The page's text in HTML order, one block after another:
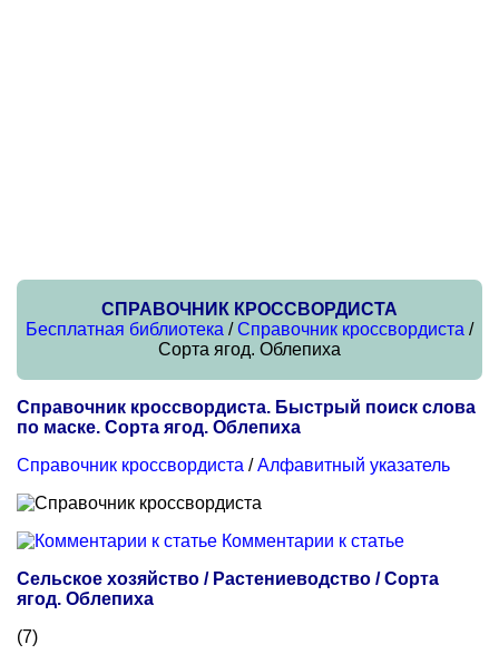
СПРАВОЧНИК КРОССВОРДИСТА
Бесплатная библиотека /Справочник кроссвордиста /
Сорта ягод. Облепиха
Справочник кроссвордиста. Быстрый поиск слова
по маске. Сорта ягод. Облепиха
Справочник кроссвордиста /Алфавитный указатель
Комментарии к статье
Сельское хозяйство / Растениеводство / Сорта
ягод. Облепиха
(7)